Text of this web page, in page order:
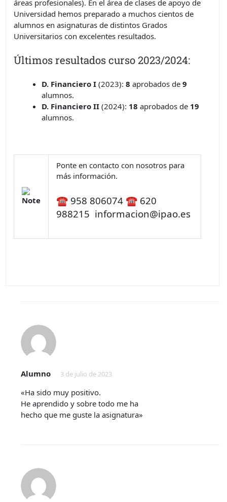
áreas profesionales). En el área de clases de apoyo de
Universidad hemos preparado a muchos cientos de
alumnos en asignaturas de distintos Grados
Universitarios con excelentes resultados.
Últimos resultados curso 2023/2024:
D. Financiero I (2023):8 aprobados de9
alumnos.
D. Financiero II (2024): 18 aprobados de 19
alumnos.
Ponte en contacto con nosotros para
más información.
☎ 958 806074 ☎ 620
988215 informacion@ipao.es
Alumno 3 de julio de 2023
«Ha sido muy positivo.
He aprendido y sobre todo me ha
hecho que me guste la asignatura»